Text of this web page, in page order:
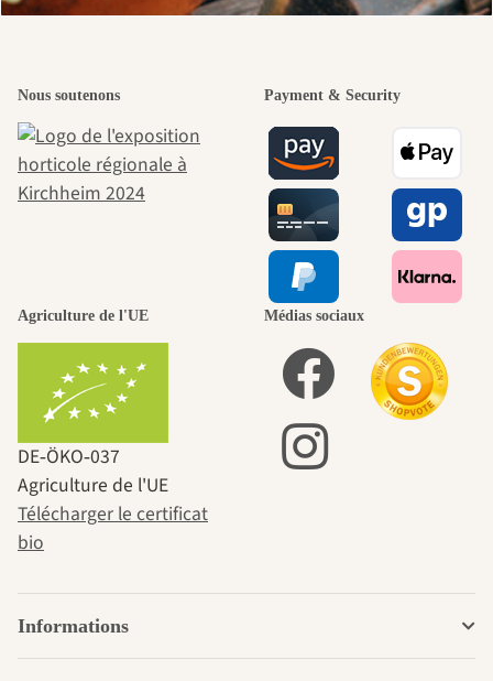
Nous soutenons Payment & Security
Agriculture de l'UE
DE‑ÖKO‑037
Agriculture de l'UE
Télécharger le certificat
bio
Médias sociaux
Informations